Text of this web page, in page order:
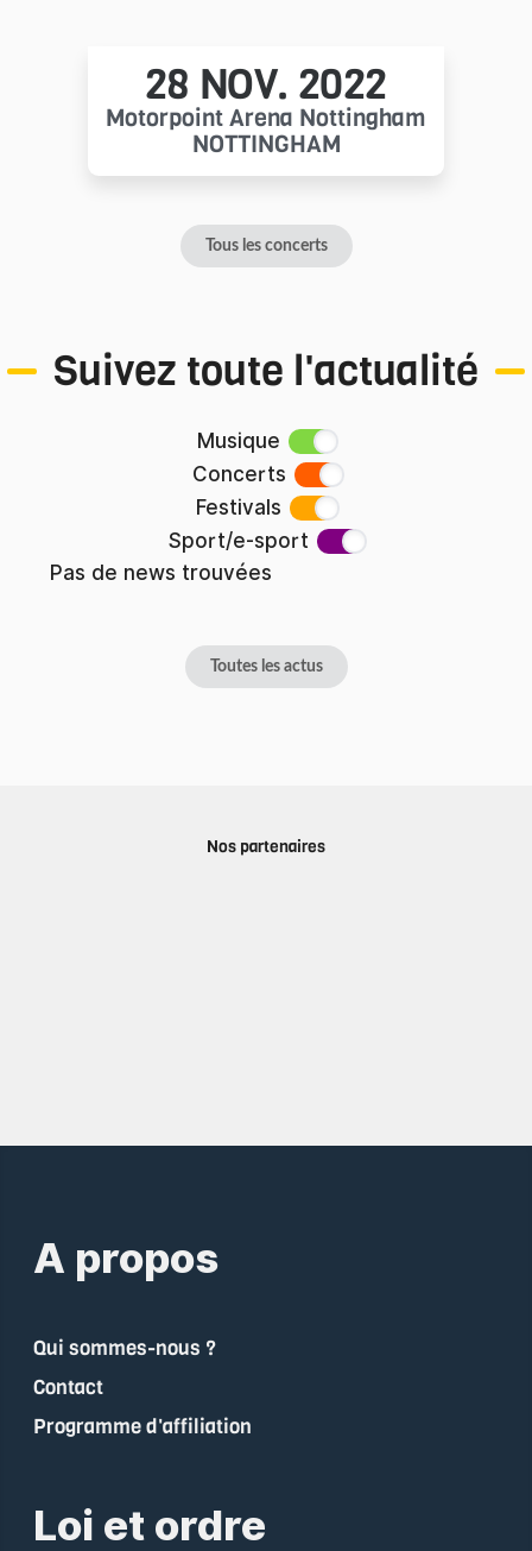
28 NOV. 2022
Motorpoint Arena Nottingham
NOTTINGHAM
Tous les concerts
Suivez toute l'actualité
Musique
Concerts
Festivals
Sport/e-sport
Pas de news trouvées
Toutes les actus
Nos partenaires
A propos
Qui sommes-nous ?
Contact
Programme d'affiliation
Loi et ordre